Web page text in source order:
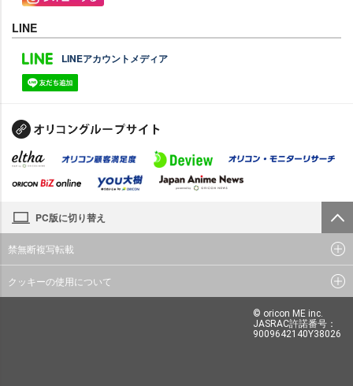
LINE
LINEアカウントメディア
PC版に切り替え
禁無断複写転載
クッキーの使用について
© oricon ME inc.
JASRAC許諾番号：
9009642140Y38026